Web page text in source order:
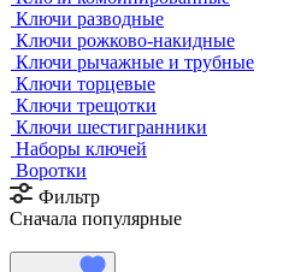
Ключи разводные
Ключи рожково-накидные
Ключи рычажные и трубные
Ключи торцевые
Ключи трещотки
Ключи шестигранники
Наборы ключей
Воротки
Фильтр
Сначала популярные